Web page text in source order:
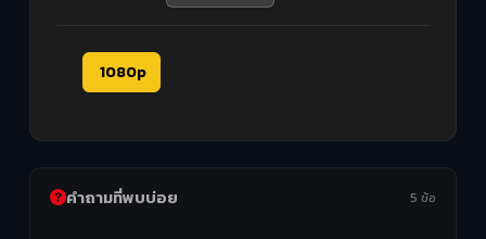
1080p
คำถามที่พบบ่อย 5 ข้อ